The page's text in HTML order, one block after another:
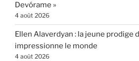
Devórame »
4 août 2026
Ellen Alaverdyan : la jeune prodige
impressionne le monde
4 août 2026